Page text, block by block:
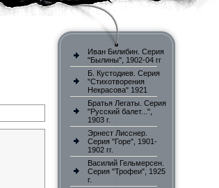
Иван Билибин. Серия
"Былины", 1902-04 гг
Б. Кустодиев. Серия
"Стихотворения
Некрасова" 1921
Братья Легаты. Серия
"Русский балет...",
1903 г.
Эрнест Лисснер.
Серия "Горе", 1901-
1902 гг.
Василий Гельмерсен.
Серия "Трофеи", 1925
г.